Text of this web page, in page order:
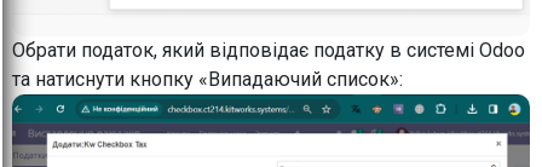
Обрати податок, який відповідає податку в системі Odoo
та натиснути кнопку «Випадаючий список»: